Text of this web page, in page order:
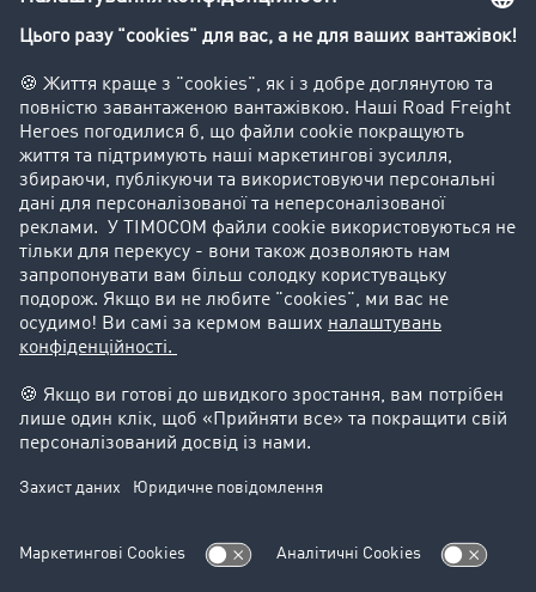
Утилізація
Контакт
+48 71 737 26 20
sales.ua@timocom.com